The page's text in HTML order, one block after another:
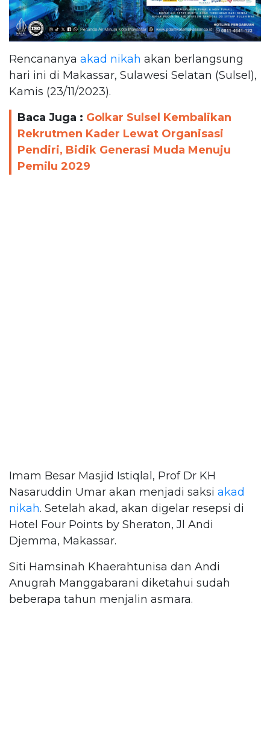
Rencananya akad nikah akan berlangsung
hari ini di Makassar, Sulawesi Selatan (Sulsel),
Kamis (23/11/2023).
Baca Juga : Golkar Sulsel Kembalikan
Rekrutmen Kader Lewat Organisasi
Pendiri, Bidik Generasi Muda Menuju
Pemilu 2029
Imam Besar Masjid Istiqlal, Prof Dr KH
Nasaruddin Umar akan menjadi saksi akad
nikah. Setelah akad, akan digelar resepsi di
Hotel Four Points by Sheraton, Jl Andi
Djemma, Makassar.
Siti Hamsinah Khaerahtunisa dan Andi
Anugrah Manggabarani diketahui sudah
beberapa tahun menjalin asmara.